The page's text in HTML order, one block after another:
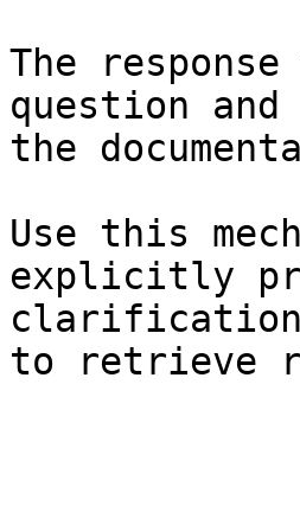
The
question
the
Use this
explicitly
clarification